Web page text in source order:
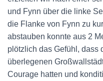
und Fynn über die linke
die Flanke von Fynn zu
abstauben konnte aus 2
plötzlich das Gefühl, dass
überlegenen
Courage hatten und